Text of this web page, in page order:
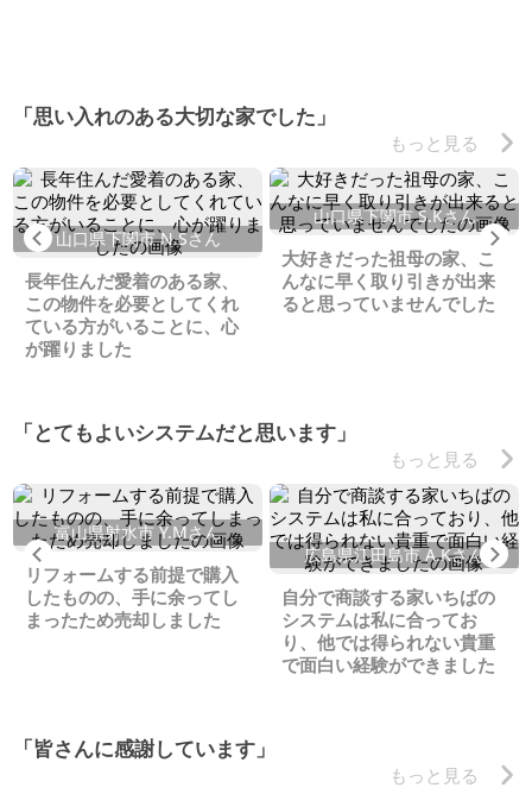
「思い入れのある大切な家でした」
もっと見る
Previous
山口県下関市 N.Sさん
長年住んだ愛着のある家、
この物件を必要としてくれ
ている方がいることに、心
が躍りました
山口県下関市 S.Kさん
大好きだった祖母の家、こ
んなに早く取り引きが出来
ると思っていませんでした
「とてもよいシステムだと思います」
もっと見る
Previous
富山県射水市 Y.Mさん
リフォームする前提で購入
したものの、手に余ってし
まったため売却しました
広島県江田島市 A.Kさん
自分で商談する家いちばの
システムは私に合ってお
り、他では得られない貴重
で面白い経験ができました
「皆さんに感謝しています」
もっと見る